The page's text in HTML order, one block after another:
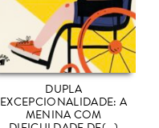
DUPLA
EXCEPCIONALIDADE: A
MENINA COM